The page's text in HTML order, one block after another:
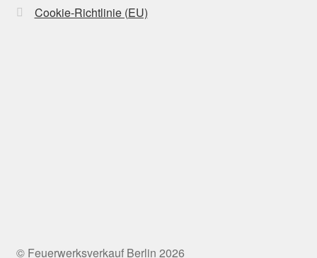
Cookie-Richtlinie (EU)
© Feuerwerksverkauf Berlin 2026